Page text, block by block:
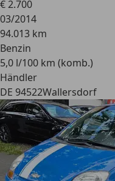
€ 2.700
03/2014
94.013 km
Benzin
5,0 l/100 km (komb.)
Händler
DE 94522Wallersdorf